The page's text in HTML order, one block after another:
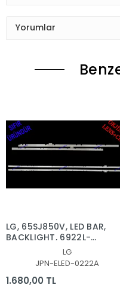
Yorumlar
LG, 65SJ850V, LED BAR,
BACKLIGHT, 6922L-
0222A, 6916L2879A,
6916L2873A, 65'' V17
AS1 2879, 2873
LG
JPN-ELED-0222A
1.680,00 TL